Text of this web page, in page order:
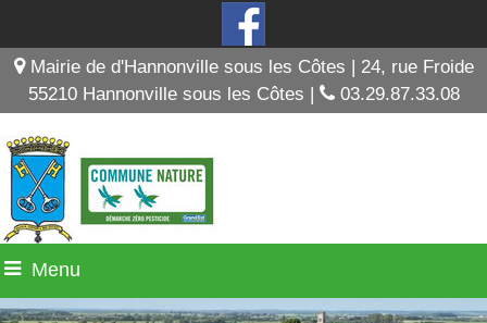
Mairie de d'Hannonville sous les Côtes | 24, rue Froide
55210 Hannonville sous les Côtes |
03.29.87.33.08
Menu